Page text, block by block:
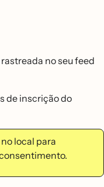
no seu feed
de inscrição do
local para